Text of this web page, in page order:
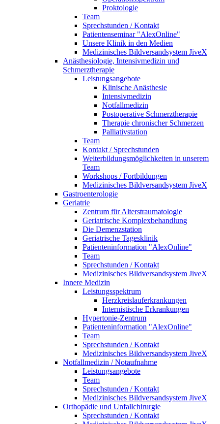
Proktologie
Team
Sprechstunden / Kontakt
Patientenseminar "AlexOnline"
Unsere Klinik in den Medien
Medizinisches Bildversandsystem JiveX
Anästhesiologie, Intensivmedizin und
Schmerztherapie
Leistungsangebote
Klinische Anästhesie
Intensivmedizin
Notfallmedizin
Postoperative Schmerztherapie
Therapie chronischer Schmerzen
Palliativstation
Team
Kontakt / Sprechstunden
Weiterbildungsmöglichkeiten in unserem
Team
Workshops / Fortbildungen
Medizinisches Bildversandsystem JiveX
Gastroenterologie
Geriatrie
Zentrum für Alterstraumatologie
Geriatrische Komplexbehandlung
Die Demenzstation
Geriatrische Tagesklinik
Patienteninformation "AlexOnline"
Team
Sprechstunden / Kontakt
Medizinisches Bildversandsystem JiveX
Innere Medizin
Leistungsspektrum
Herzkreislauferkrankungen
Internistische Erkrankungen
Hypertonie-Zentrum
Patienteninformation "AlexOnline"
Team
Sprechstunden / Kontakt
Medizinisches Bildversandsystem JiveX
Notfallmedizin / Notaufnahme
Leistungsangebote
Team
Sprechstunden / Kontakt
Medizinisches Bildversandsystem JiveX
Orthopädie und Unfallchirurgie
Sprechstunden / Kontakt